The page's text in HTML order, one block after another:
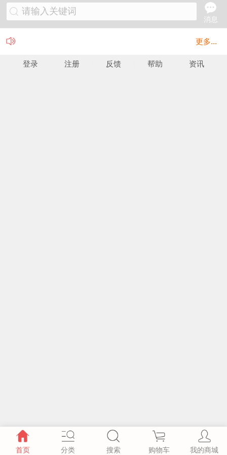
请输入关键词
消息
更多...
登录 注册 反馈 帮助 资讯
首页 分类 搜索 购物车 我的商城